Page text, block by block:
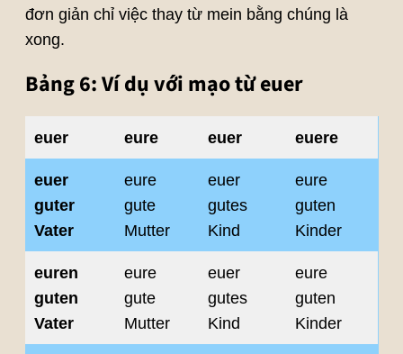
đơn giản chỉ việc thay từ mein bằng chúng là
xong.
Bảng 6: Ví dụ với mạo từ euer
euer eure euer euere
euer
guter
Vater
eure
gute
Mutter
euer
gutes
Kind
eure
guten
Kinder
euren
guten
Vater
eure
gute
Mutter
euer
gutes
Kind
eure
guten
Kinder